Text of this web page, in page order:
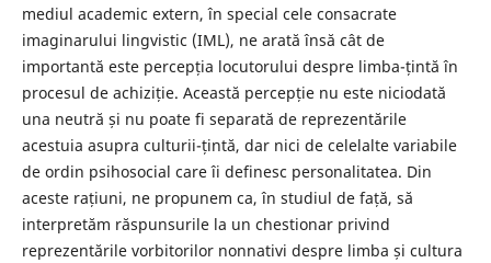
mediul academic extern, în special cele consacrate
imaginarului lingvistic (IML), ne arată însă cât de
importantă este percepția locutorului despre limba-țintă în
procesul de achiziție. Această percepție nu este niciodată
una neutră și nu poate fi separată de reprezentările
acestuia asupra culturii-țintă, dar nici de celelalte variabile
de ordin psihosocial care îi definesc personalitatea. Din
aceste rațiuni, ne propunem ca, în studiul de față, să
interpretăm răspunsurile la un chestionar privind
reprezentările vorbitorilor nonnativi despre limba și cultura